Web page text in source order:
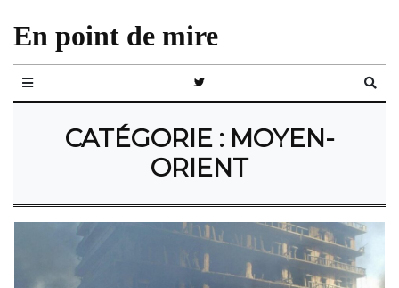
En point de mire
CATÉGORIE : MOYEN-
ORIENT